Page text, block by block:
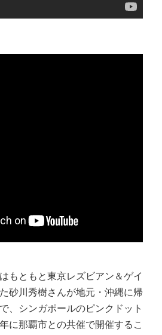
もともと東京レズビアン＆ゲイ
砂川秀樹さんが地元・沖縄に帰
、シンガポールのピンクドット
に那覇市との共催で開催するこ